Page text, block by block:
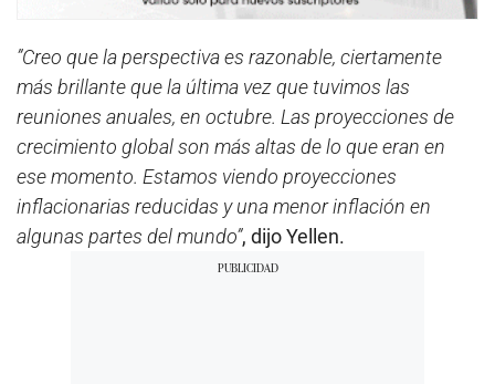
”Creo que la perspectiva es razonable, ciertamente
más brillante que la última vez que tuvimos las
reuniones anuales, en octubre. Las proyecciones de
crecimiento global son más altas de lo que eran en
ese momento. Estamos viendo proyecciones
inflacionarias reducidas y una menor inflación en
algunas partes del mundo”, dijo Yellen.